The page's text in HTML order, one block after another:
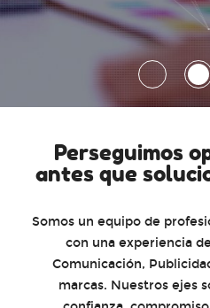
Perseguimos
antes que
Somos un equipo de
con una experiencia
Comunicación,
marcas. Nuestros ejes